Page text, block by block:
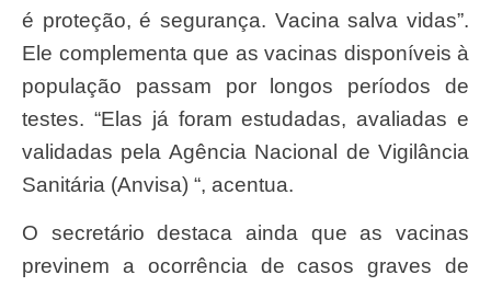
é proteção, é segurança. Vacina salva vidas”.
Ele complementa que as vacinas disponíveis à
população passam por longos períodos de
testes. “Elas já foram estudadas, avaliadas e
validadas pela Agência Nacional de Vigilância
Sanitária (Anvisa) “, acentua.
O secretário destaca ainda que as vacinas
previnem a ocorrência de casos graves de